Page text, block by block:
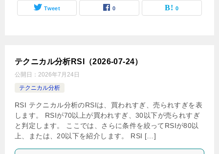
Tweet 0 0
テクニカル分析RSI（2026-07-24）
公開日： 2026年7月24日
テクニカル分析
RSI テクニカル分析のRSIは、買われすぎ、売られすぎを表
します。 RSIが70以上が買われすぎ、30以下が売られすぎ
と判定します。 ここでは、さらに条件を絞ってRSIが80以
上、または、20以下を紹介します。 RSI […]